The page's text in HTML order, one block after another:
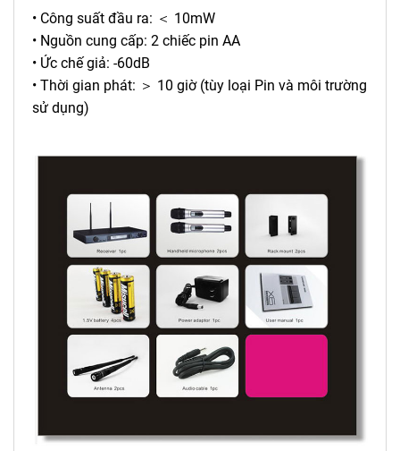
• Công suất đầu ra: ＜ 10mW
• Nguồn cung cấp: 2 chiếc pin AA
• Ức chế giả: -60dB
• Thời gian phát: ＞ 10 giờ (tùy loại Pin và môi trường
sử dụng)